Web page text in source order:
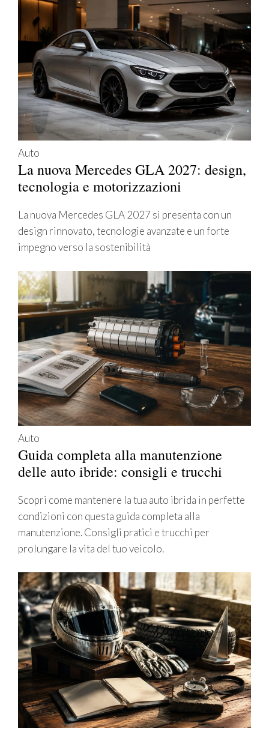
Auto
La nuova Mercedes GLA 2027: design,
tecnologia e motorizzazioni
La nuova Mercedes GLA 2027 si presenta con un
design rinnovato, tecnologie avanzate e un forte
impegno verso la sostenibilità
Auto
Guida completa alla manutenzione
delle auto ibride: consigli e trucchi
Scopri come mantenere la tua auto ibrida in perfette
condizioni con questa guida completa alla
manutenzione. Consigli pratici e trucchi per
prolungare la vita del tuo veicolo.